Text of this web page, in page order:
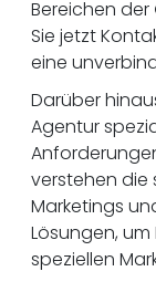
Bereichen der
Sie jetzt
eine
Darüber
Agentur
verstehen die
Marketings
Lösungen,
speziellen